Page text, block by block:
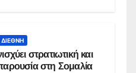
ΔΙΕΘΝΉ
στρατιωτική και
στη Σομαλία